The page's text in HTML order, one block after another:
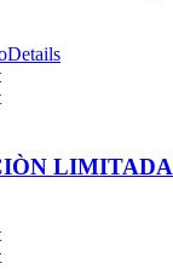
Details
LIMITADA